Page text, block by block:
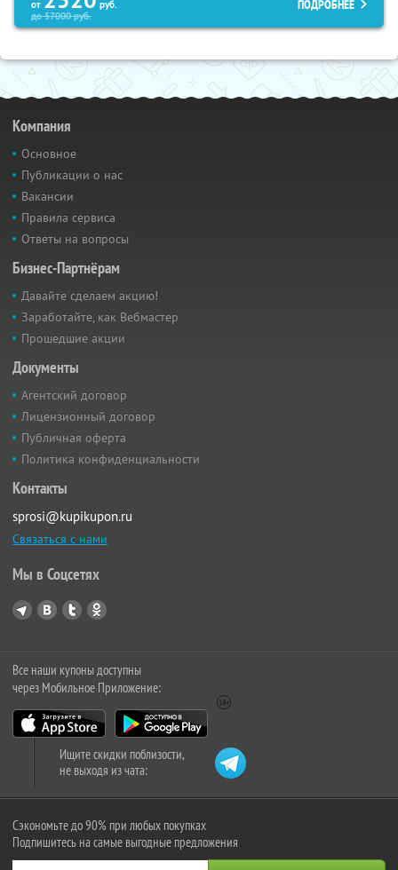
от
руб.
до57000руб.
ПОДРОБНЕЕ
Компания
Основное
Публикации о нас
Вакансии
Правила сервиса
Ответы на вопросы
Бизнес-Партнёрам
Давайте сделаем акцию!
Заработайте, как Вебмастер
Прошедшие акции
Документы
Агентский договор
Лицензионный договор
Публичная оферта
Политика конфиденциальности
Контакты
sprosi@kupikupon.ru
Связаться с нами
Мы в Соцсетях
Все наши купоны доступны
через Мобильное Приложение:
Ищите скидки поблизости,
не выходя из чата:
Сэкономьте до 90% при любых покупках
Подпишитесь на самые выгодные предложения